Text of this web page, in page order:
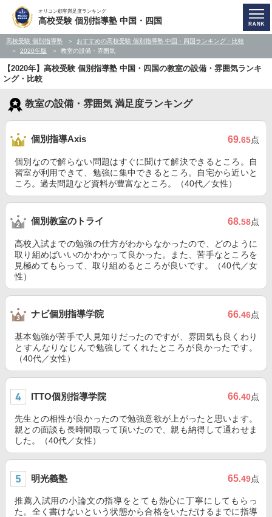
オリコン顧客満足度ランキング
高校受験 個別指導塾 中国・四国
高校受験 個別指導塾
おすすめの高校受験 個別指導塾 中国・四国ランキング・比較
2020年版
教室の設備・雰囲気
【2020年】高校受験 個別指導塾 中国・四国の教室の設備・雰囲気ランキ
ング・比較
教室の設備・雰囲気 満足度ランキング
個別指導Axis 69.65点
個別なので解らない問題はすぐに聞けて解決できるところ。自
習室が利用できて、勉強に集中できるところ。自宅から近いと
ころ。過去問題など資料が豊富なところ。（40代／女性）
個別教室のトライ 68.58点
高校入試までの勉強の仕方がわからなかったので、どのように
取り組めばいいのかわかって良かった。また、苦手なところを
見極めてもらって、取り組めるところが良いです。（40代／女
性）
ナビ個別指導学院 66.46点
基本勉強が苦手で人見知りだったのですが、雰囲気も良くわり
とすんなりなじんで勉強してくれたところが良かったです。
（40代／女性）
ITTO個別指導学院 66.40点
先生との相性が良かったので勉強意欲が上がったと思います。
親との面談も長時間取って頂いたので、親も納得して通わせま
した。（40代／女性）
明光義塾 65.49点
推薦入試用の小論文の指導をとても熱心に丁寧にしてもらっ
た。全く書けないという状態から合格をいただけるまでに指導